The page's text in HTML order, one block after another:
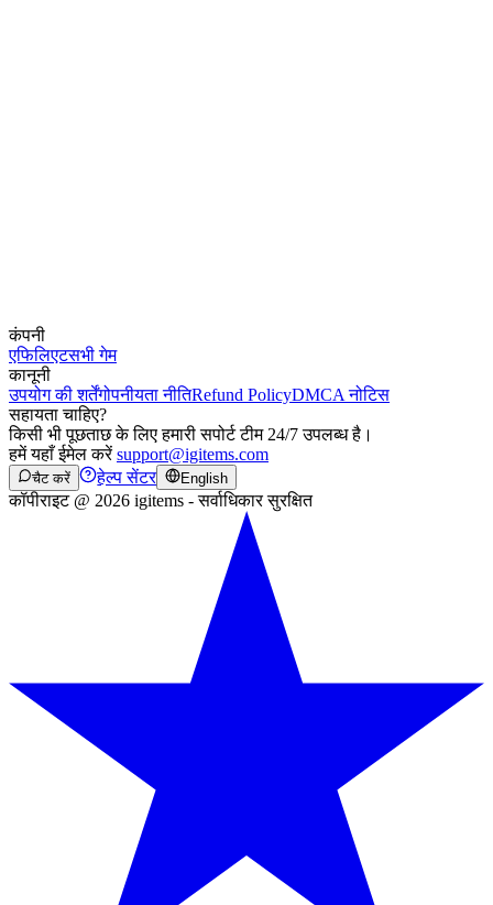
कंपनी
एफिलिएटसभी गेम
कानूनी
उपयोग की शर्तेंगोपनीयता नीतिRefund PolicyDMCA नोटिस
सहायता चाहिए?
किसी भी पूछताछ के लिए हमारी सपोर्ट टीम 24/7 उपलब्ध है।
हमें यहाँ ईमेल करेंsupport@igitems.com
चैट करें हेल्प सेंटर English
कॉपीराइट @ 2026 igitems - सर्वाधिकार सुरक्षित